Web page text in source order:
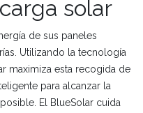
solar
de sus paneles
Utilizando la tecnología
maximiza esta recogida de
para alcanzar la
El BlueSolar cuida